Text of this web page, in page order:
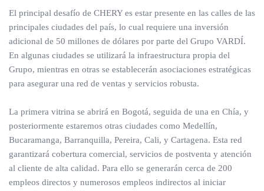
El principal desafío de CHERY es estar presente en las calles de las
principales ciudades del país, lo cual requiere una inversión
adicional de 50 millones de dólares por parte del Grupo VARDÍ.
En algunas ciudades se utilizará la infraestructura propia del
Grupo, mientras en otras se establecerán asociaciones estratégicas
para asegurar una red de ventas y servicios robusta.
La primera vitrina se abrirá en Bogotá, seguida de una en Chía, y
posteriormente estaremos otras ciudades como Medellín,
Bucaramanga, Barranquilla, Pereira, Cali, y Cartagena. Esta red
garantizará cobertura comercial, servicios de postventa y atención
al cliente de alta calidad. Para ello se generarán cerca de 200
empleos directos y numerosos empleos indirectos al iniciar